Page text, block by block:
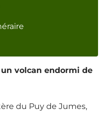
volcan endormi de
du Puy de Jumes,